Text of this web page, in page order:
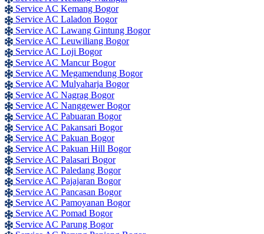
Service AC Kemang Bogor
Service AC Laladon Bogor
Service AC Lawang Gintung Bogor
Service AC Leuwiliang Bogor
Service AC Loji Bogor
Service AC Mancur Bogor
Service AC Megamendung Bogor
Service AC Mulyaharja Bogor
Service AC Nagrag Bogor
Service AC Nanggewer Bogor
Service AC Pabuaran Bogor
Service AC Pakansari Bogor
Service AC Pakuan Bogor
Service AC Pakuan Hill Bogor
Service AC Palasari Bogor
Service AC Paledang Bogor
Service AC Pajajaran Bogor
Service AC Pancasan Bogor
Service AC Pamoyanan Bogor
Service AC Pomad Bogor
Service AC Parung Bogor